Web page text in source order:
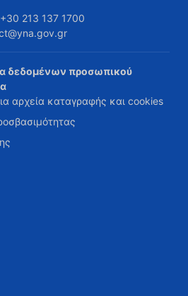
+30 213 137 1700
δεδομένων προσωπικού
αρχεία καταγραφής και cookies